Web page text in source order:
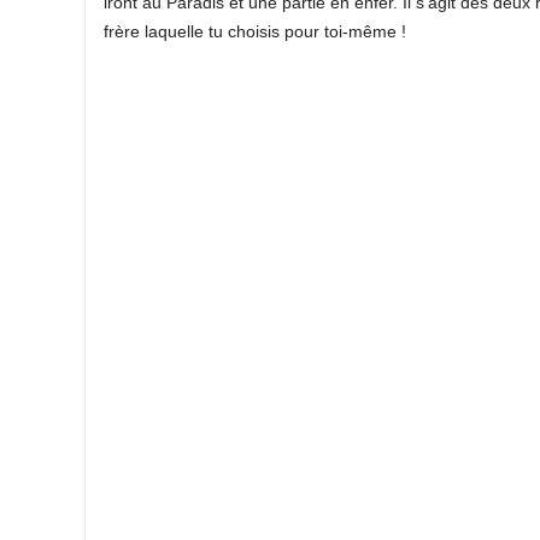
frère laquelle tu choisis pour toi-même !